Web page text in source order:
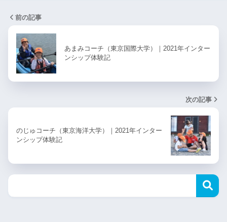
前の記事
あまみコーチ（東京国際大学）｜2021年インター
ンシップ体験記
次の記事
のじゅコーチ（東京海洋大学）｜2021年インター
ンシップ体験記